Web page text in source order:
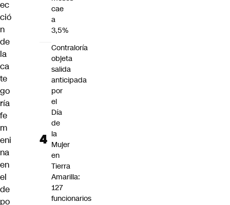
ec
ció
n
de
la
ca
te
go
ría
fe
m
eni
na
en
el
de
po
cae
a
3,5%
Contraloría
objeta
salida
anticipada
por
el
Día
de
la
Mujer
en
Tierra
Amarilla:
127
funcionarios